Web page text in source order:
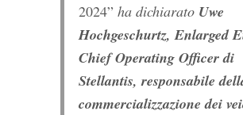
2024” ha dichiarato Uwe
Hochgeschurtz, Enlarged
Chief Operating Officer di
Stellantis, responsabile
commercializzazione dei